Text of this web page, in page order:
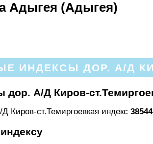
Адыгея (Адыгея)
ИНДЕКСЫ ДОР. А/Д
дор. А/Д Киров-
Киров-ст.Темиргоевкая индекс